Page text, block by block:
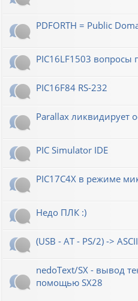
PDFORTH = Public
PIC16LF1503 вопросы
PIC16F84 RS-232
Parallax ликвидирует
PIC Simulator IDE
PIC17C4X в режиме
Недо ПЛК :)
(USB - AT - PS/2) ->
nedoText/SX - вывод
помощью SX28